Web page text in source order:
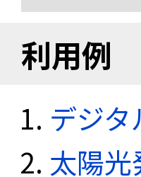
利用例
デジ
太陽